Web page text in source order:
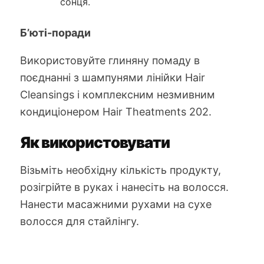
Б’юті-поради
Використовуйте глиняну помаду в
поєднанні з шампунями лінійки Hair
Cleansings і комплексним незмивним
кондиціонером Hair Theatments 202.
Як використовувати
Візьміть необхідну кількість продукту,
розігрійте в руках і нанесіть на волосся.
Нанести масажними рухами на сухе
волосся для стайлінгу.